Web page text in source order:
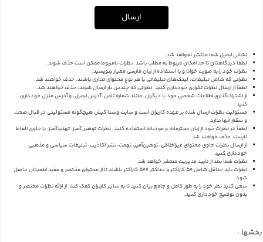
ارسال
نشانی ایمیل شما منتشر نخواهد شد.
لطفا دیدگاهتان تا حد امکان مربوط به مطلب باشد. نظرات نامربوط ممکن است حذف شوند.
نظرات خود را به صورت خوانا و با استفاده از زبان فارسی معیار بنویسید.
نظراتی که شامل تبلیغات، لینک‌های تبلیغاتی یا هر نوع محتوای تجاری باشند، حذف خواهند شد.
لطفاً از ارسال نظرات تکراری خودداری کنید. نظراتی که چندین بار ارسال شوند، حذف خواهند شد.
از اشتراک‌گذاری اطلاعات شخصی خود یا دیگران، مانند شماره تلفن، آدرس ایمیل، و آدرس منزل خودداری
کنید.
مسئولیت نظرات ارسال شده بر عهده کاربران است و سایت وستا کیش هیچگونه مسئولیتی در قبال صحت
و سقم آنها ندارد.
لطفاً در نظرات خود از زبان محترمانه و مودبانه استفاده کنید. نظرات توهین‌آمیز، تهدیدآمیز، یا حاوی الفاظ
ناپسند حذف خواهند شد.
از ارسال نظرات حاوی محتوای غیراخلاقی، توهین‌آمیز، تهمت، نشر اکاذیب، تبلیغات سیاسی و مذهبی
خودداری کنید.
نظرات شما بعد از تایید مدیریت منتشر خواهد شد.
نظرات باید حداقل شامل 50 کاراکتر و حداکثر 500 کاراکتر باشند تا از محتوای مختصر و مفید اطمینان حاصل
شود.
سعی کنید نظر خود را به طور کامل و جامع بیان کنید تا به سایر کاربران کمک کند.از ارائه نظرات مختصر و
بدون توضیح خودداری کنید.
بخشها :